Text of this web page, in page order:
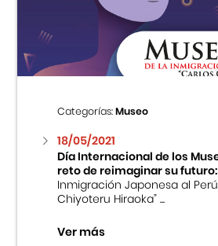
Centro Cultural Peruano
Cursos
Museo de la Inmigración
Fondo Editorial
Teatro Peruano Japonés
Categorías:Museo
18/05/2021
Día Internacional de los
reto de reimaginar su futuro:
Inmigración Japonesa al
Chiyoteru Hiraoka” ...
Ver más